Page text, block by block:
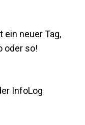
ein neuer Tag,
oder so!
InfoLog